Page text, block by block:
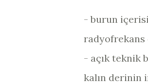
- burun
radyofrekans
- açık teknik
kalın derinin